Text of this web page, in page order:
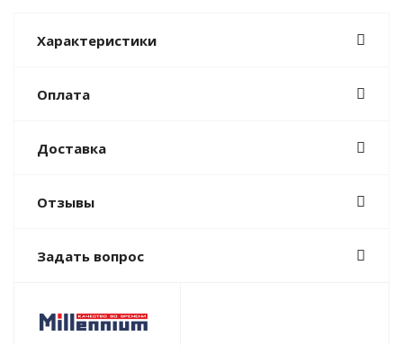
Характеристики
Оплата
Доставка
Отзывы
Задать вопрос